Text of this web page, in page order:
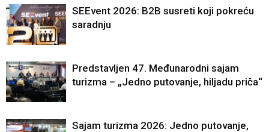
SEEvent 2026: B2B susreti koji pokreću
saradnju
Predstavljen 47. Međunarodni sajam
turizma – „Jedno putovanje, hiljadu priča“
Sajam turizma 2026: Jedno putovanje,